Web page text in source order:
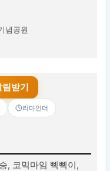
념공원
받기
리마인더
, 코믹마임 삑삑이,